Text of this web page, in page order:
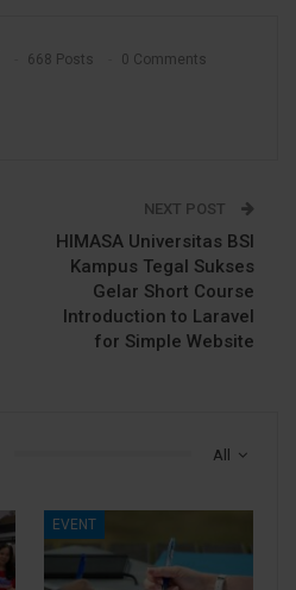
668 Posts 0 Comments
NEXT POST
HIMASA Universitas BSI
Kampus Tegal Sukses
Gelar Short Course
Introduction to Laravel
for Simple Website
All
EVENT